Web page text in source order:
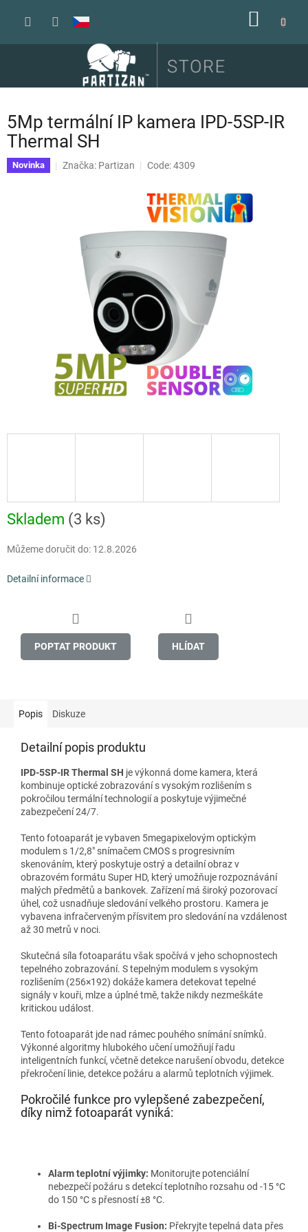
5Mp termální IP kamera IPD-5SP-IR
Thermal SH
Novinka Značka: Partizan Code: 4309
Skladem (3 ks)
Můžeme doručit do: 12.8.2026
Detailní informace
POPTAT PRODUKT HLÍDAT
Popis Diskuze
Detailní popis produktu
IPD-5SP-IR Thermal SH je výkonná dome kamera, která
kombinuje optické zobrazování s vysokým rozlišením s
pokročilou termální technologií a poskytuje výjimečné
zabezpečení 24/7.
Tento fotoaparát je vybaven 5megapixelovým optickým
modulem s 1/2,8″ snímačem CMOS s progresivním
skenováním, který poskytuje ostrý a detailní obraz v
obrazovém formátu Super HD, který umožňuje rozpoznávání
malých předmětů a bankovek. Zařízení má široký pozorovací
úhel, což usnadňuje sledování velkého prostoru. Kamera je
vybavena infračerveným přísvitem pro sledování na vzdálenost
až 30 metrů v noci.
Skutečná síla fotoaparátu však spočívá v jeho schopnostech
tepelného zobrazování. S tepelným modulem s vysokým
rozlišením (256×192) dokáže kamera detekovat tepelné
signály v kouři, mlze a úplné tmě, takže nikdy nezmeškáte
kritickou událost.
Tento fotoaparát jde nad rámec pouhého snímání snímků.
Výkonné algoritmy hlubokého učení umožňují řadu
inteligentních funkcí, včetně detekce narušení obvodu, detekce
překročení linie, detekce požáru a alarmů teplotních výjimek.
Pokročilé funkce pro vylepšené zabezpečení,
díky nimž fotoaparát vyniká:
Alarm teplotní výjimky: Monitorujte potenciální
nebezpečí požáru s detekcí teplotního rozsahu od -15 °C
do 150 °C s přesností ±8 °C.
Bi-Spectrum Image Fusion: Překryjte tepelná data přes